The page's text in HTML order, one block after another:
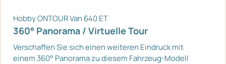
Hobby ONTOUR Van 640 ET
360° Panorama / Virtuelle Tour
Verschaffen Sie sich einen weiteren Eindruck mit
einem 360° Panorama zu diesem Fahrzeug-Modell